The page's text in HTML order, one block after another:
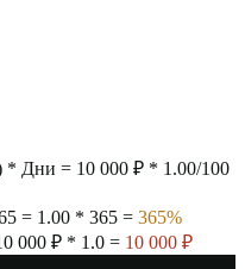
* Дни = 10 000 ₽ * 1.00/100
= 1.00 * 365 = 365%
000 ₽ * 1.0 = 10 000 ₽